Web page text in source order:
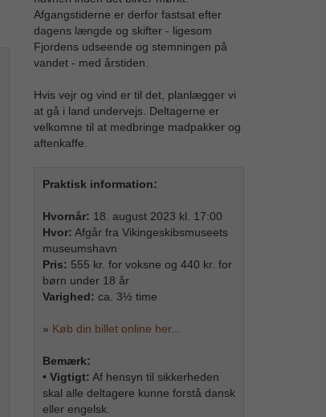
Afgangstiderne er derfor fastsat efter
dagens længde og skifter - ligesom
Fjordens udseende og stemningen på
vandet - med årstiden.
Hvis vejr og vind er til det, planlægger vi
at gå i land undervejs. Deltagerne er
velkomne til at medbringe madpakker og
aftenkaffe.
Praktisk information:
Hvornår: 18. august 2023 kl. 17:00
Hvor: Afgår fra Vikingeskibsmuseets
museumshavn
Pris: 555 kr. for voksne og 440 kr. for
børn under 18 år
Varighed: ca. 3½ time
» Køb din billet online her...
Bemærk:
• Vigtigt: Af hensyn til sikkerheden
skal alle deltagere kunne forstå dansk
eller engelsk.